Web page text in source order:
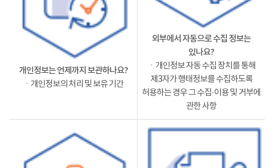
개인정보는 언제까지 보관하나요?
ㆍ개인정보의 처리 및 보유 기간
외부에서 자동으로 수집 정보는
있나요?
ㆍ개인정보 자동 수집 장치를 통해
제3자가 행태정보를 수집하도록
허용하는 경우 그 수집·이용 및 거부에
관한 사항